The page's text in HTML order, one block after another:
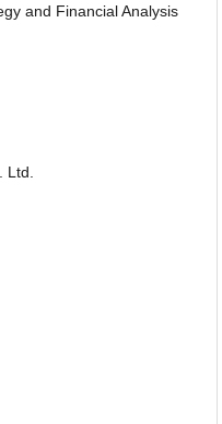
and Financial Analysis
Ltd.